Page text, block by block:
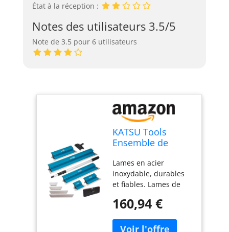
État à la réception :
Notes des utilisateurs 3.5/5
Note de 3.5 pour 6 utilisateurs
KATSU Tools
Ensemble de
pour cloisons
sèches, lames en
acier inoxydable
de 25 + 40 + 60 +
80 cm, spatule
d'écrémage pour
mur, plafond,
Lames en acier
inoxydable, durables
et fiables. Lames de
supplémentaires de
incluses pour une
160,94 €